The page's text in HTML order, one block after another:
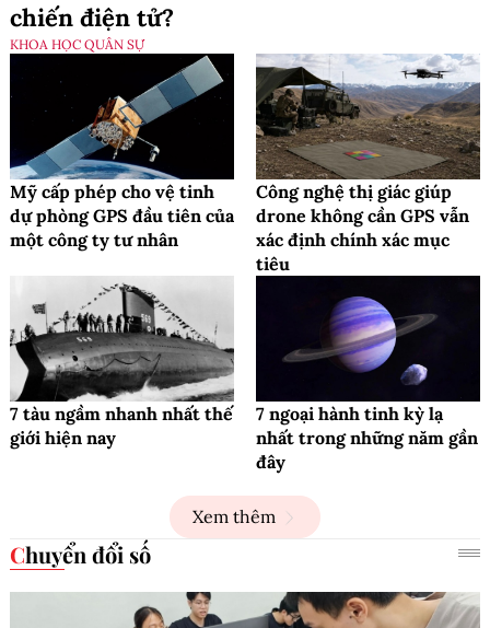
chiến điện tử?
KHOA HỌC QUÂN SỰ
Mỹ cấp phép cho vệ tinh
dự phòng GPS đầu tiên của
một công ty tư nhân
Công nghệ thị giác giúp
drone không cần GPS vẫn
xác định chính xác mục
tiêu
7 tàu ngầm nhanh nhất thế
giới hiện nay
7 ngoại hành tinh kỳ lạ
nhất trong những năm gần
đây
Xem thêm
Chuyển đổi số